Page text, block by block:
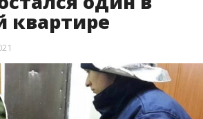
квартире